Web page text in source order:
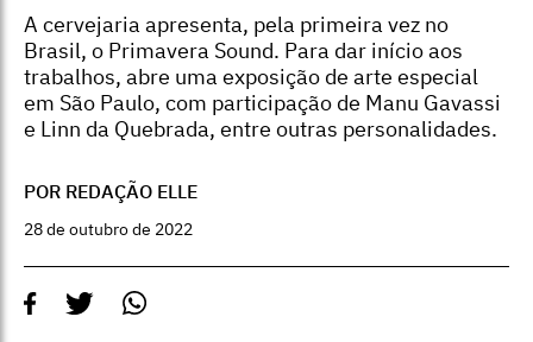
A cervejaria apresenta, pela primeira vez no
Brasil, o Primavera Sound. Para dar início aos
trabalhos, abre uma exposição de arte especial
em São Paulo, com participação de Manu Gavassi
e Linn da Quebrada, entre outras personalidades.
POR REDAÇÃO ELLE
28 de outubro de 2022